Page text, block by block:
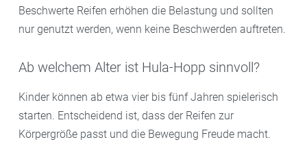
Beschwerte Reifen erhöhen die Belastung und sollten
nur genutzt werden, wenn keine Beschwerden auftreten.
Ab welchem Alter ist Hula-Hopp sinnvoll?
Kinder können ab etwa vier bis fünf Jahren spielerisch
starten. Entscheidend ist, dass der Reifen zur
Körpergröße passt und die Bewegung Freude macht.